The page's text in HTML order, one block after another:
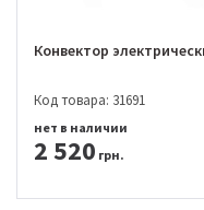
Конвектор
Код товара: 31691
2 520 грн.
нет в наличии